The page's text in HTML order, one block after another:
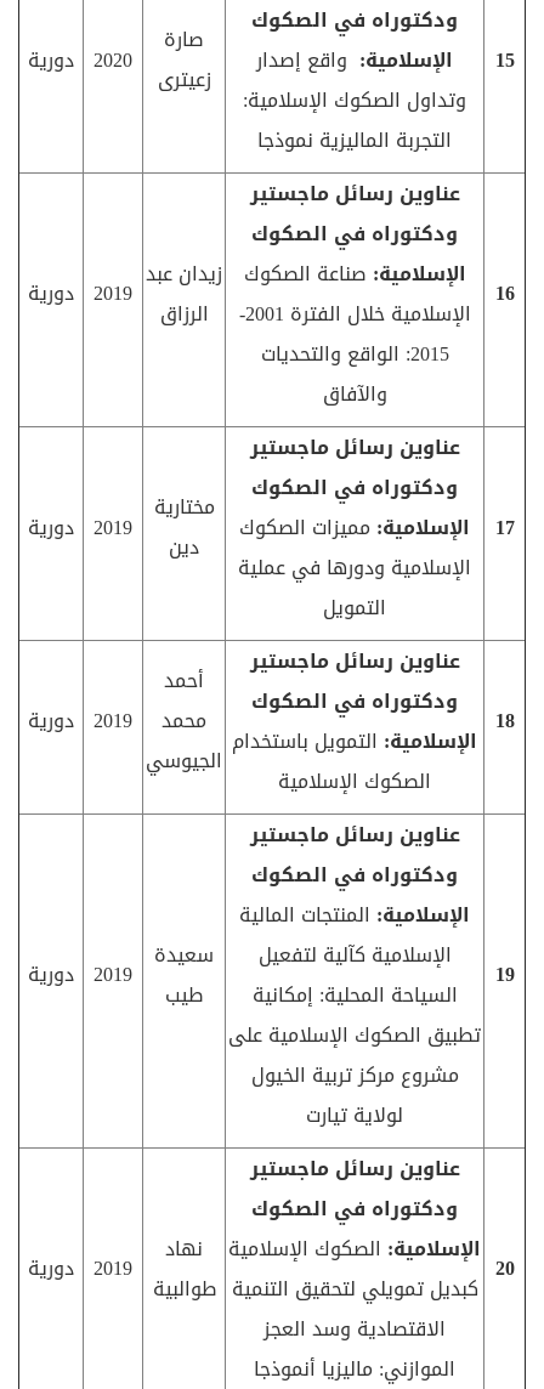
15
ودكتوراه في الصكوك
الإسلامية: واقع إصدار
وتداول الصكوك الإسلامية:
التجربة الماليزية نموذجا
صارة
زعيترى
2020 دورية
16
عناوين رسائل ماجستير
ودكتوراه في الصكوك
الإسلامية: صناعة الصكوك
الإسلامية خلال الفترة 2001-
2015: الواقع والتحديات
والآفاق
زيدان عبد
الرزاق
2019 دورية
17
عناوين رسائل ماجستير
ودكتوراه في الصكوك
الإسلامية: مميزات الصكوك
الإسلامية ودورها في عملية
التمويل
مختارية
دين
2019 دورية
18
عناوين رسائل ماجستير
ودكتوراه في الصكوك
الإسلامية: التمويل باستخدام
الصكوك الإسلامية
أحمد
محمد
الجيوسي
2019 دورية
19
عناوين رسائل ماجستير
ودكتوراه في الصكوك
الإسلامية: المنتجات المالية
الإسلامية كآلية لتفعيل
السياحة المحلية: إمكانية
تطبيق الصكوك الإسلامية على
مشروع مركز تربية الخيول
لولاية تيارت
سعيدة
طيب
2019 دورية
20
عناوين رسائل ماجستير
ودكتوراه في الصكوك
الإسلامية: الصكوك الإسلامية
كبديل تمويلي لتحقيق التنمية
الاقتصادية وسد العجز
الموازني: ماليزيا أنموذجا
نهاد
طوالبية
2019 دورية